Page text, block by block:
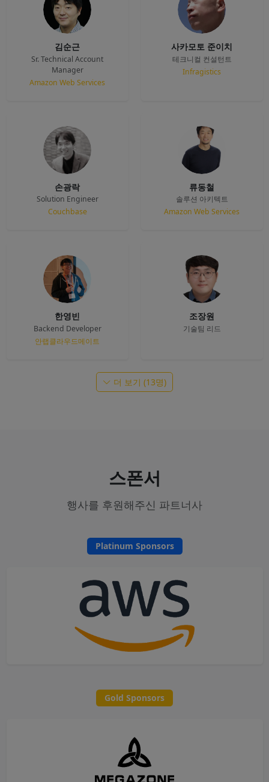
김순근
Sr. Technical Account
Manager
Amazon Web Services
사카모토 준이치
테크니컬 컨설턴트
Infragistics
손광락
Solution Engineer
Couchbase
류동철
솔루션 아키텍트
Amazon Web Services
한영빈
Backend Developer
안랩클라우드메이트
조장원
기술팀 리드
더 보기 (13명)
스폰서
행사를 후원해주신 파트너사
Platinum Sponsors
Gold Sponsors